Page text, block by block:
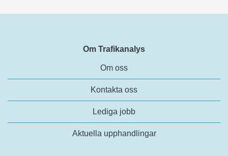
Om Trafikanalys
Om oss
Kontakta oss
Lediga jobb
Aktuella upphandlingar